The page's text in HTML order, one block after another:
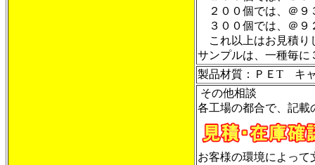
２００個では、＠９
３００個では、＠９
これ以上はお見積
サンプルは、一種
製品材質：ＰＥT キ
その他相談
各工場の都合で、記載
お客様の環境によって